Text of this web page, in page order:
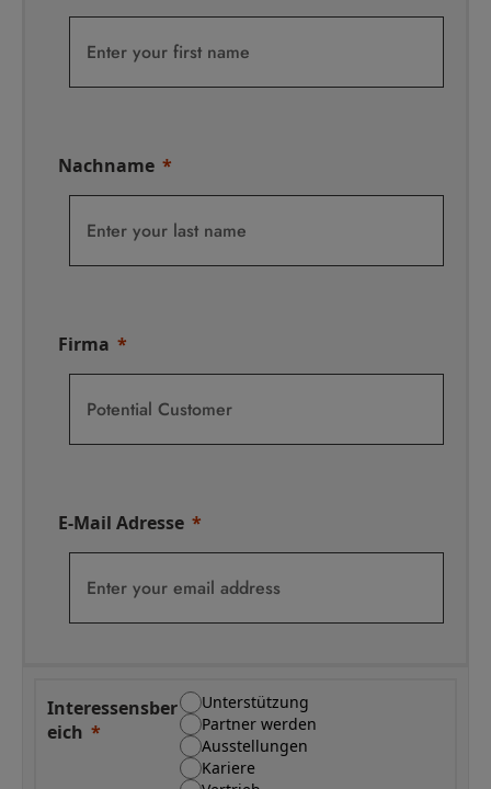
Nachname
Firma
E-Mail Adresse
Interessensber
eich
Unterstützung
Partner werden
Ausstellungen
Kariere